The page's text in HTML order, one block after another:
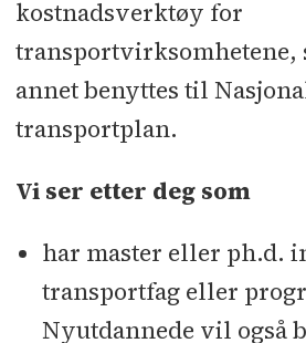
kostnadsverktøy for
transportvirksomhetene,
annet benyttes til
transportplan.
Vi ser etter deg som
har master eller ph.d.
transportfag eller
Nyutdannede vil også